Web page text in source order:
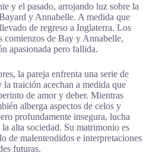
y el pasado, arrojando luz sobre la
y Annabelle. A medida que
de regreso a Inglaterra. Los
comienzos de Bay y Annabelle,
apasionada pero fallida.
la pareja enfrenta una serie de
la traición acechan a medida que
de amor y deber. Mientras
alberga aspectos de celos y
profundamente insegura, lucha
alta sociedad. Su matrimonio es
de malentendidos e interpretaciones
futuras.